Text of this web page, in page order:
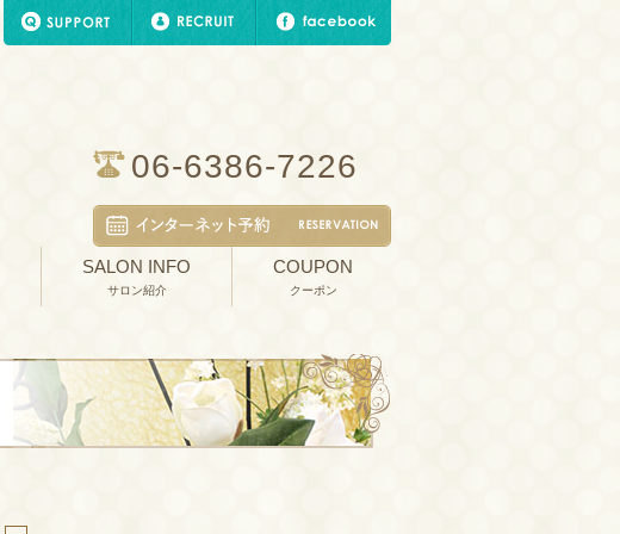
06-6386-7226
SALON INFO
サロン紹介
COUPON
クーポン